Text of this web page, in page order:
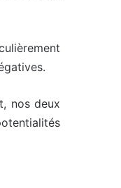
nos deux